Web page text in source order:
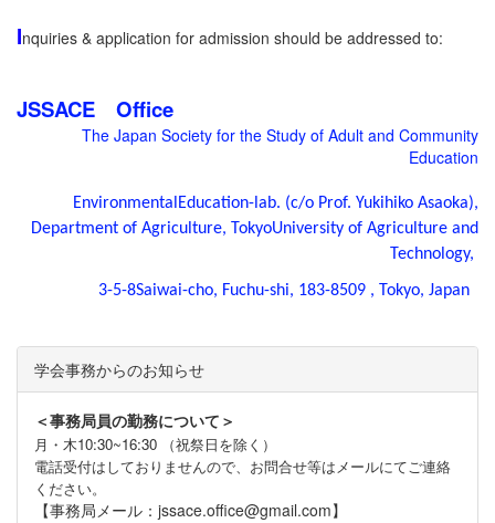
Inquiries & application for admission should be addressed to:
JSSACE Office
The Japan Society for the Study of Adult and Community
Education
EnvironmentalEducation-lab. (c/o Prof. Yukihiko Asaoka),
Department of Agriculture, TokyoUniversity of Agriculture and
Technology,
3-5-8Saiwai-cho, Fuchu-shi, 183-8509 , Tokyo, Japan
学会事務からのお知らせ
＜事務局員の勤務について＞
月・木10:30~16:30 （祝祭日を除く）
電話受付はしておりませんので、お問合せ等はメールにてご連絡
ください。
【事務局メール：jssace.office@gmail.com】